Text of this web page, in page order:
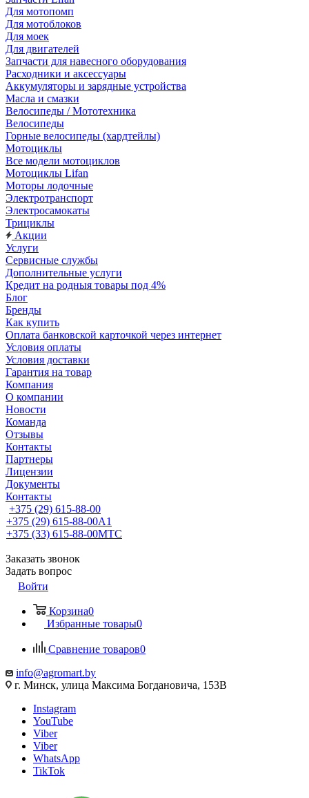
Для мотопомп
Для мотоблоков
Для моек
Для двигателей
Запчасти для навесного оборудования
Расходники и аксессуары
Аккумуляторы и зарядные устройства
Масла и смазки
Велосипеды / Мототехника
Велосипеды
Горные велосипеды (хардтейлы)
Мотоциклы
Все модели мотоциклов
Мотоциклы Lifan
Моторы лодочные
Электротранспорт
Электросамокаты
Трициклы
Акции
Услуги
Сервисные службы
Дополнительные услуги
Кредит на родныя товары под 4%
Блог
Бренды
Как купить
Оплата банковской карточкой через интернет
Условия оплаты
Условия доставки
Гарантия на товар
Компания
О компании
Новости
Команда
Отзывы
Контакты
Партнеры
Лицензии
Документы
Контакты
+375 (29) 615-88-00
+375 (29) 615-88-00A1
+375 (33) 615-88-00МТС
Заказать звонок
Задать вопрос
Войти
Корзина0
Избранные товары0
Сравнение товаров0
info@agromart.by
г. Минск, улица Максима Богдановича, 153В
Instagram
YouTube
Viber
Viber
WhatsApp
TikTok